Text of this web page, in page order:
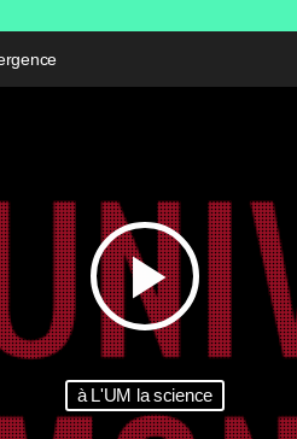
play_arrow
à L'UM la science